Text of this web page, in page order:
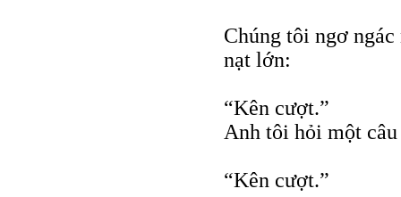
Chúng tôi ngơ
nạt lớn:
“Kên cượt.”
Anh tôi hỏi một
“Kên cượt.”